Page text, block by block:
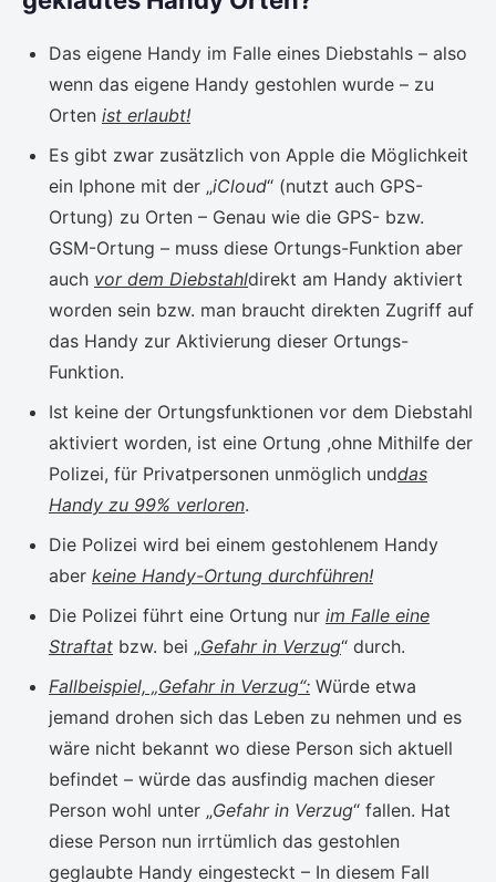
Das eigene Handy im Falle eines Diebstahls – also
wenn das eigene Handy gestohlen wurde – zu
Orten ist erlaubt!
Es gibt zwar zusätzlich von Apple die Möglichkeit
ein Iphone mit der „iCloud“ (nutzt auch GPS-
Ortung) zu Orten – Genau wie die GPS- bzw.
GSM-Ortung – muss diese Ortungs-Funktion aber
auch vor dem Diebstahldirekt am Handy aktiviert
worden sein bzw. man braucht direkten Zugriff auf
das Handy zur Aktivierung dieser Ortungs-
Funktion.
Ist keine der Ortungsfunktionen vor dem Diebstahl
aktiviert worden, ist eine Ortung ,ohne Mithilfe der
Polizei, für Privatpersonen unmöglich unddas
Handy zu 99% verloren.
Die Polizei wird bei einem gestohlenem Handy
aber keine Handy-Ortung durchführen!
Die Polizei führt eine Ortung nur im Falle eine
Straftat bzw. bei „Gefahr in Verzug“ durch.
Fallbeispiel, „Gefahr in Verzug“: Würde etwa
jemand drohen sich das Leben zu nehmen und es
wäre nicht bekannt wo diese Person sich aktuell
befindet – würde das ausfindig machen dieser
Person wohl unter „Gefahr in Verzug“ fallen. Hat
diese Person nun irrtümlich das gestohlen
geglaubte Handy eingesteckt – In diesem Fall